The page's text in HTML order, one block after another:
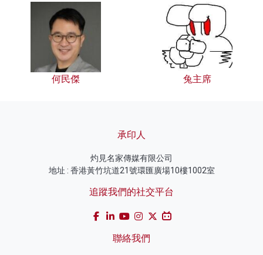
何民傑 兔主席
承印人
灼見名家傳媒有限公司
地址 : 香港黃竹坑道21號環匯廣場10樓1002室
追蹤我們的社交平台
聯絡我們